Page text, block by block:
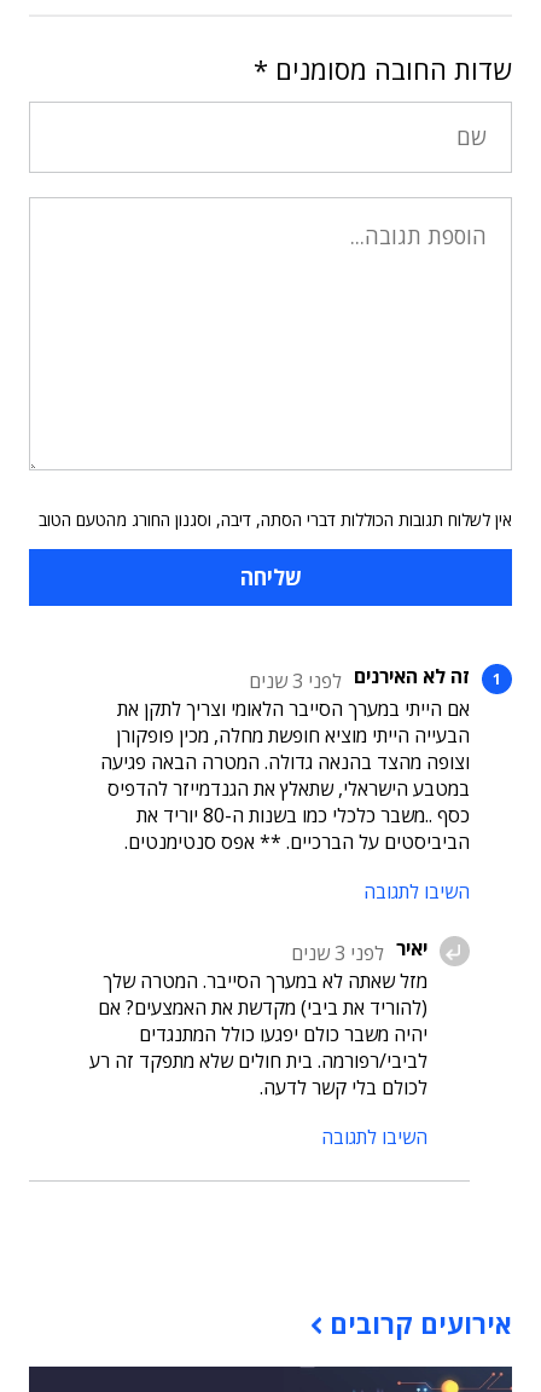
שדות החובה מסומנים *
אין לשלוח תגובות הכוללות דברי הסתה, דיבה, וסגנון החורג מהטעם הטוב
זה לא האירנים לפני 3 שנים
אם הייתי במערך הסייבר הלאומי וצריך לתקן את
הבעייה הייתי מוציא חופשת מחלה, מכין פופקורן
וצופה מהצד בהנאה גדולה. המטרה הבאה פגיעה
במטבע הישראלי, שתאלץ את הגנדמייזר להדפיס
כסף ..משבר כלכלי כמו בשנות ה-80 יוריד את
הביביסטים על הברכיים. ** אפס סנטימנטים.
השיבו לתגובה
יאיר לפני 3 שנים
מזל שאתה לא במערך הסייבר. המטרה שלך
(להוריד את ביבי) מקדשת את האמצעים? אם
יהיה משבר כולם יפגעו כולל המתנגדים
לביבי/רפורמה. בית חולים שלא מתפקד זה רע
לכולם בלי קשר לדעה.
השיבו לתגובה
אירועים קרובים